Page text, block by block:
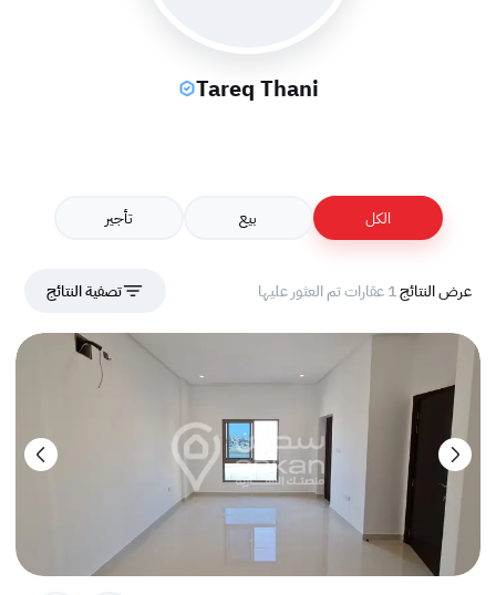
Tareq Thani
الكل بيع تأجير
عرض النتائج1 عقارات تم العثور عليها تصفية النتائج